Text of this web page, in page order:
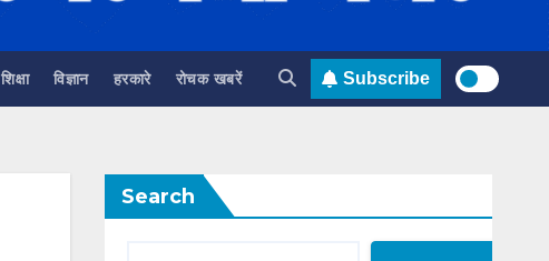
शिक्षा विज्ञान हरकारे रोचक खबरें Subscribe
Search